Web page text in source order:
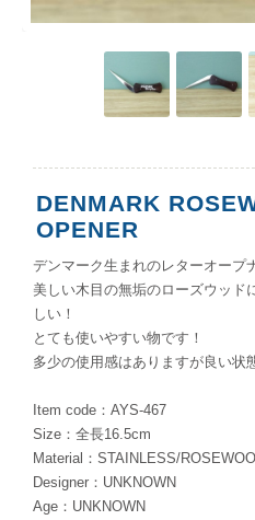
DENMARK
OPENER
デンマーク生まれのレターオープ
美しい木目の無垢のローズウッド
しい！
とても使いやすい物です！
多少の使用感はありますが良い状
Item code：AYS-467
Size：全長16.5cm
Material：STAINLESS/
Designer：UNKNOWN
Age：UNKNOWN